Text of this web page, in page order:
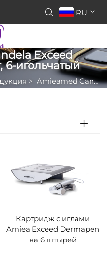
RU
Exceed
игольчатый
> Amieamed Candela Exceed микронидлинг, 6-игольчатый
Картридж с иглами
Amiea Exceed Dermapen
на 6 штырей